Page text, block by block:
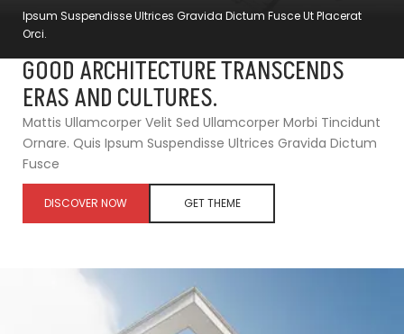
GOOD ARCHITECTURE TRANSCENDS
ERAS AND CULTURES.
Mattis Ullamcorper Velit Sed Ullamcorper Morbi Tincidunt
Ornare. Quis Ipsum Suspendisse Ultrices Gravida Dictum
Fusce
DISCOVER NOW GET THEME
Ipsum Suspendisse Ultrices Gravida Dictum Fusce Ut Placerat
Orci.